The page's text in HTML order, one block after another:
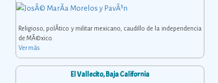
Religioso, polÃ­tico y militar mexicano, caudillo de la independencia
de MÃ©xico.
Ver más
El Vallecito, Baja California